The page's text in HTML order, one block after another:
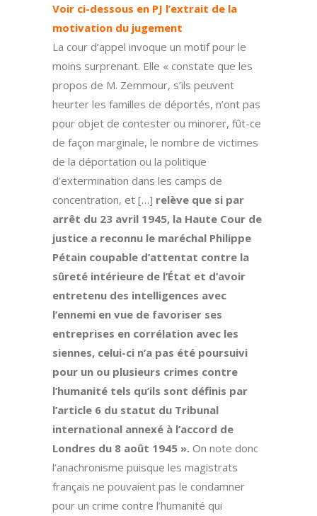
Voir ci-dessous en PJ l’extrait de la
motivation du jugement
La cour d’appel invoque un motif pour le
moins surprenant. Elle « constate que les
propos de M. Zemmour, s’ils peuvent
heurter les familles de déportés, n’ont pas
pour objet de contester ou minorer, fût-ce
de façon marginale, le nombre de victimes
de la déportation ou la politique
d’extermination dans les camps de
concentration, et […] relève que si par
arrêt du 23 avril 1945, la Haute Cour de
justice a reconnu le maréchal Philippe
Pétain coupable d’attentat contre la
sûreté intérieure de l’État et d’avoir
entretenu des intelligences avec
l’ennemi en vue de favoriser ses
entreprises en corrélation avec les
siennes, celui-ci n’a pas été poursuivi
pour un ou plusieurs crimes contre
l’humanité tels qu’ils sont définis par
l’article 6 du statut du Tribunal
international annexé à l’accord de
Londres du 8 août 1945 ». On note donc
l’anachronisme puisque les magistrats
français ne pouvaient pas le condamner
pour un crime contre l’humanité qui